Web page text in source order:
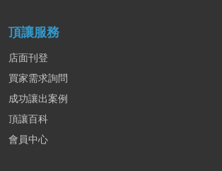
頂讓服務
店面刊登
買家需求詢問
成功讓出案例
頂讓百科
會員中心